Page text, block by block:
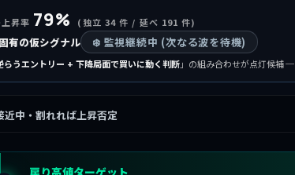
昇率 79% (独立 34 件 / 延べ 191 件)
有の仮シグナル ❄️ 監視継続中 (次なる波を待機)
らうエントリー + 下降局面で買いに動く判断」の組み合わせが点灯候補 ─
近中・割れれば上昇否定
戻り高値ターゲット